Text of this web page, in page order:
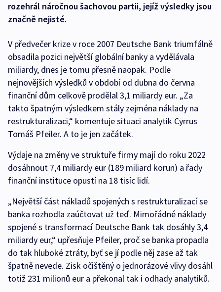
rozehrál náročnou šachovou partii, jejíž výsledky jsou
značně nejisté.
V předvečer krize v roce 2007 Deutsche Bank triumfálně
obsadila pozici největší globální banky a vydělávala
miliardy, dnes je tomu přesně naopak. Podle
nejnovějších výsledků v období od dubna do června
finanční dům celkově prodělal 3,1 miliardy eur. „Za
takto špatným výsledkem stály zejména náklady na
restrukturalizaci,“ komentuje situaci analytik Cyrrus
Tomáš Pfeiler. A to je jen začátek.
Výdaje na změny ve struktuře firmy mají do roku 2022
dosáhnout 7,4 miliardy eur (189 miliard korun) a řady
finanční instituce opustí na 18 tisíc lidí.
„Největší část nákladů spojených s restrukturalizací se
banka rozhodla zaúčtovat už teď. Mimořádné náklady
spojené s transformací Deutsche Bank tak dosáhly 3,4
miliardy eur,“ upřesňuje Pfeiler, proč se banka propadla
do tak hluboké ztráty, byť se jí podle něj zase až tak
špatně nevede. Zisk očištěný o jednorázové vlivy dosáhl
totiž 231 milionů eur a překonal tak i odhady analytiků.